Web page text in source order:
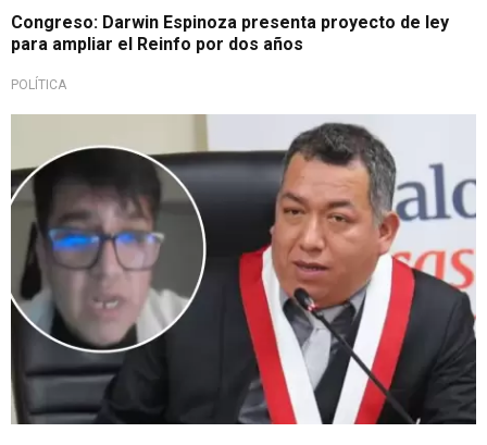
Congreso: Darwin Espinoza presenta proyecto de ley
para ampliar el Reinfo por dos años
POLÍTICA